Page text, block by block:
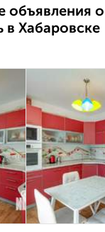
объявления
в Хабаровске